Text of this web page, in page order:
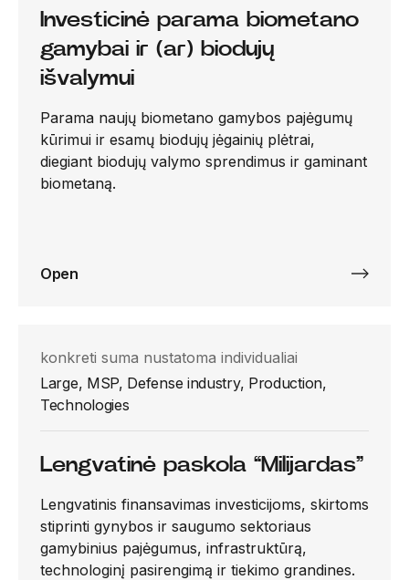
Investicinė parama biometano
gamybai ir (ar) biodujų
išvalymui
Parama naujų biometano gamybos pajėgumų
kūrimui ir esamų biodujų jėgainių plėtrai,
diegiant biodujų valymo sprendimus ir gaminant
biometaną.
Open
konkreti suma nustatoma individualiai
Large, MSP, Defense industry, Production,
Technologies
Lengvatinė paskola “Milijardas”
Lengvatinis finansavimas investicijoms, skirtoms
stiprinti gynybos ir saugumo sektoriaus
gamybinius pajėgumus, infrastruktūrą,
technologinį pasirengimą ir tiekimo grandines.